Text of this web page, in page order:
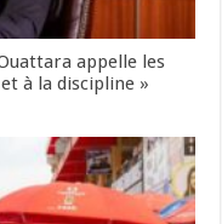
appelle les
à la discipline »